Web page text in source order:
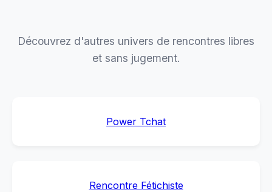
Découvrez d'autres univers de rencontres libres
et sans jugement.
Power Tchat
Rencontre Fétichiste